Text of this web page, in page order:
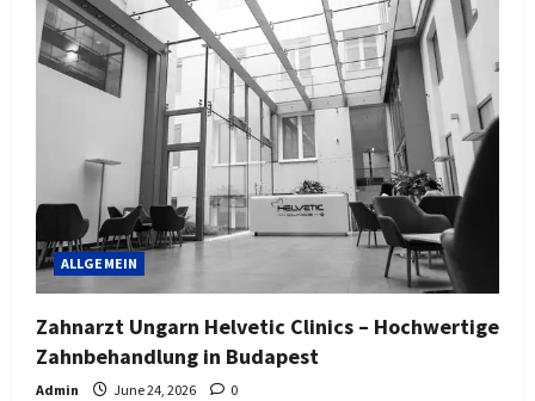
ALLGEMEIN
Zahnarzt Ungarn Helvetic Clinics – Hochwertige
Zahnbehandlung in Budapest
Admin June 24, 2026 0